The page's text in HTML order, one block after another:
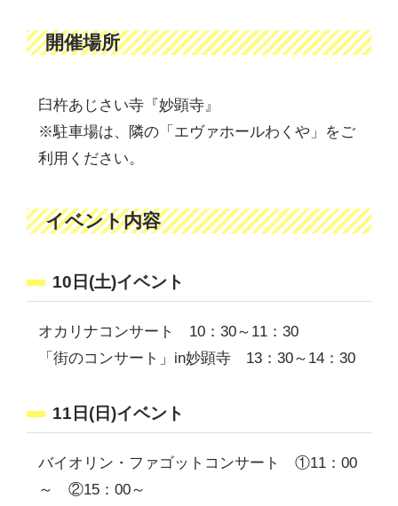
開催場所
臼杵あじさい寺『妙顕寺』
※駐車場は、隣の「エヴァホールわくや」をご
利用ください。
イベント内容
10日(土)イベント
オカリナコンサート 10：30～11：30
「街のコンサート」in妙顕寺 13：30～14：30
11日(日)イベント
バイオリン・ファゴットコンサート ①11：00
～ ②15：00～